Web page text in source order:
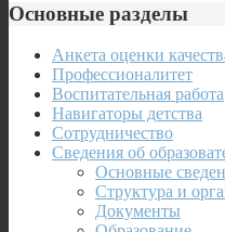
Основные разделы
Анкета оценки
Профессионалитет
Воспитательная работа
Навигаторы детства
Сотрудничество
Сведения об
Основные
Структура и
Документы